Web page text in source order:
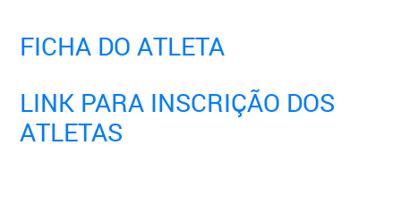
FICHA DO ATLETA
LINK PARA INSCRIÇÃO DOS
ATLETAS